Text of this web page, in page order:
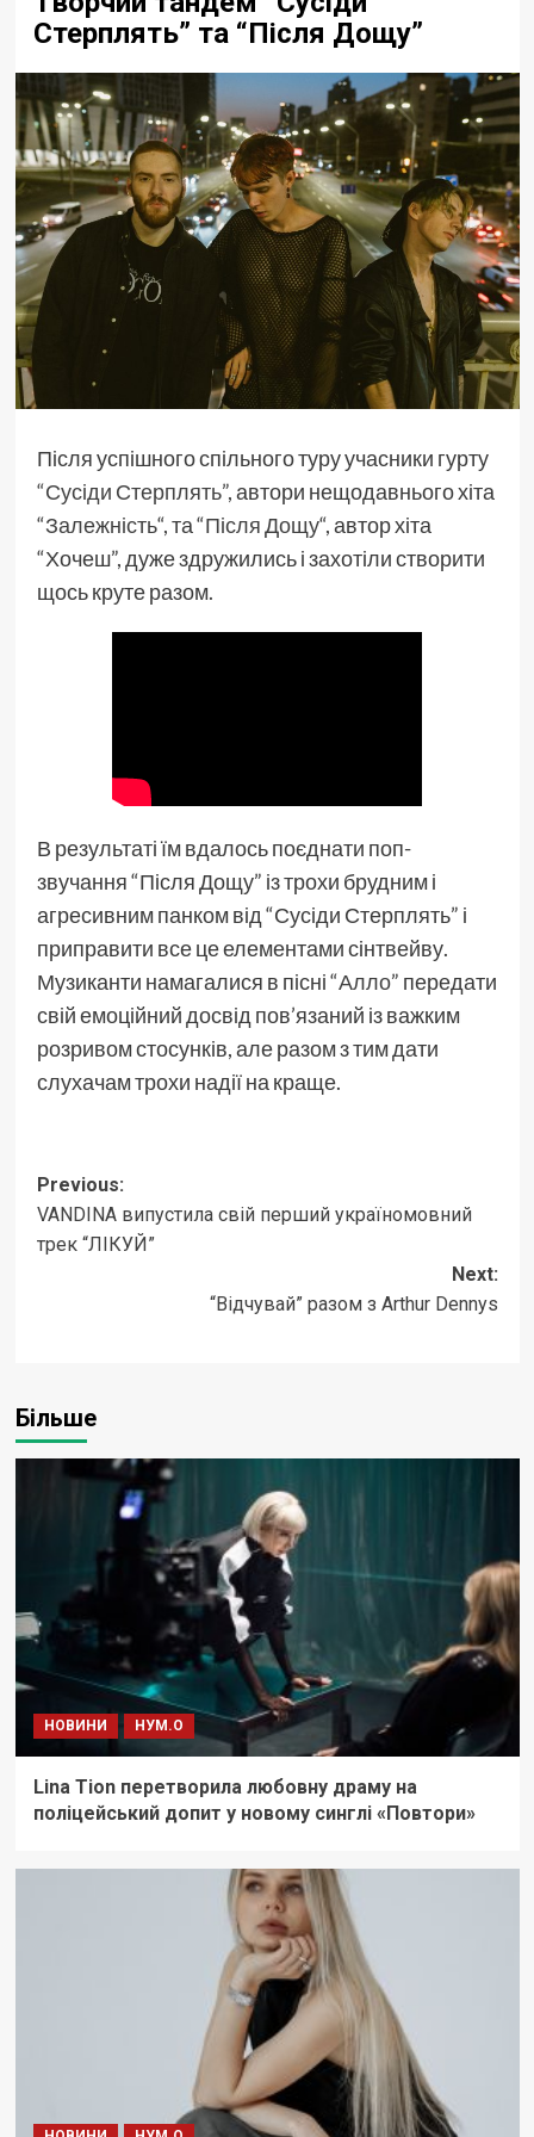
Стерплять” та “Після Дощу”
Після успішного спільного туру учасники гурту
“Сусіди Стерплять”, автори нещодавнього хіта
“Залежність“, та “Після Дощу“, автор хіта
“Хочеш”, дуже здружились і захотіли створити
щось круте разом.
В результаті їм вдалось поєднати поп-
звучання “Після Дощу” із трохи брудним і
агресивним панком від “Сусіди Стерплять” і
приправити все це елементами сінтвейву.
Музиканти намагалися в пісні “Алло” передати
свій емоційний досвід пов’язаний із важким
розривом стосунків, але разом з тим дати
слухачам трохи надії на краще.
Post
navigation
Previous:
VANDINA випустила свій перший україномовний
трек “ЛІКУЙ”
Next:
“Відчувай” разом з Arthur Dennys
Більше
НОВИНИ НУМ.О
Lina Tion перетворила любовну драму на
поліцейський допит у новому синглі «Повтори»